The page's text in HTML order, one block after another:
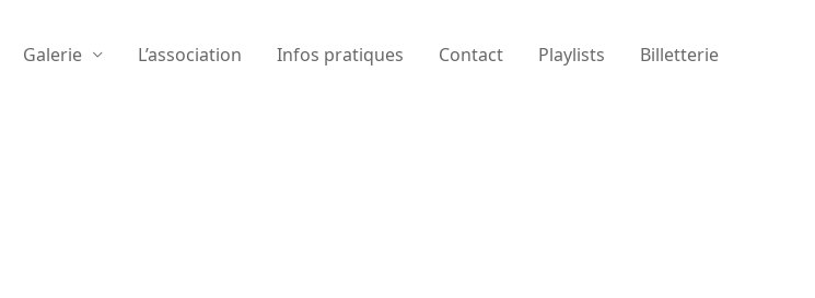
Galerie L’association Infos pratiques Contact Playlists Billetterie